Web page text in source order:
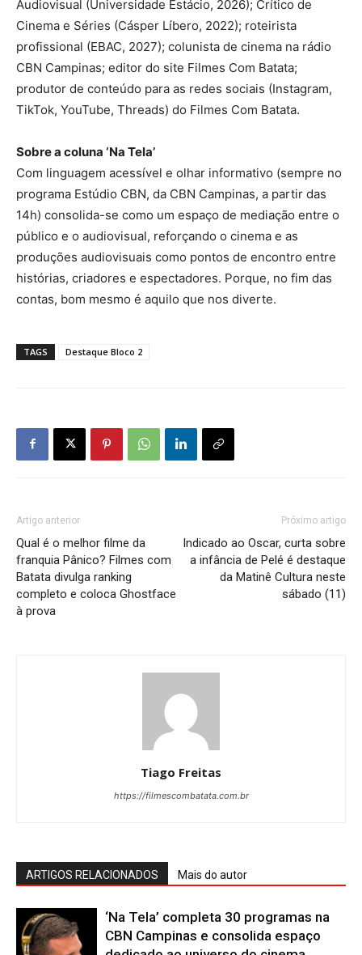
Audiovisual (Universidade Estácio, 2026); Crítico de
Cinema e Séries (Cásper Líbero, 2022); roteirista
profissional (EBAC, 2027); colunista de cinema na rádio
CBN Campinas; editor do site Filmes Com Batata;
produtor de conteúdo para as redes sociais (Instagram,
TikTok, YouTube, Threads) do Filmes Com Batata.
Sobre a coluna ‘Na Tela’
Com linguagem acessível e olhar informativo (sempre no
programa Estúdio CBN, da CBN Campinas, a partir das
14h) consolida-se como um espaço de mediação entre o
público e o audiovisual, reforçando o cinema e as
produções audiovisuais como pontos de encontro entre
histórias, criadores e espectadores. Porque, no fim das
contas, bom mesmo é aquilo que nos diverte.
TAGS Destaque Bloco 2
Artigo anterior
Qual é o melhor filme da
franquia Pânico? Filmes com
Batata divulga ranking
completo e coloca Ghostface
à prova
Próximo artigo
Indicado ao Oscar, curta sobre
a infância de Pelé é destaque
da Matinê Cultura neste
sábado (11)
Tiago Freitas
https://filmescombatata.com.br
ARTIGOS RELACIONADOS Mais do autor
‘Na Tela’ completa 30 programas na
CBN Campinas e consolida espaço